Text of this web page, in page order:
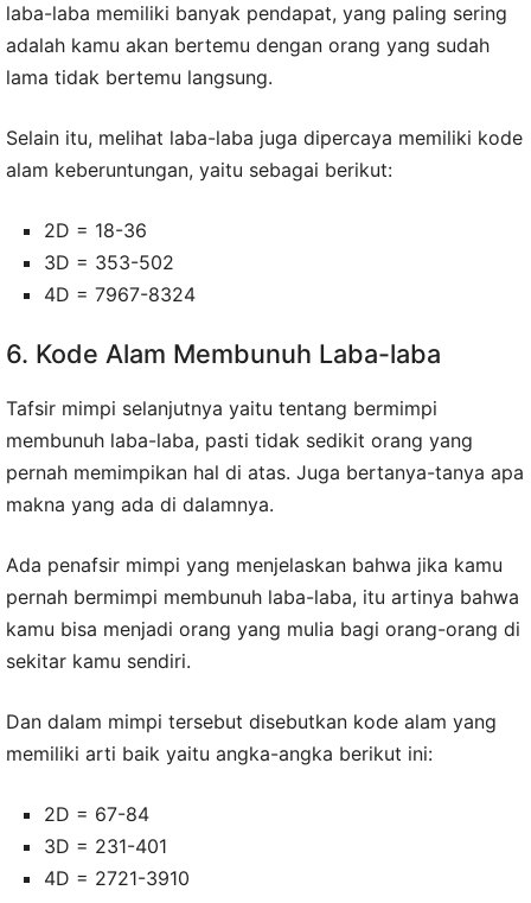
laba-laba memiliki banyak pendapat, yang paling sering
adalah kamu akan bertemu dengan orang yang sudah
lama tidak bertemu langsung.
Selain itu, melihat laba-laba juga dipercaya memiliki kode
alam keberuntungan, yaitu sebagai berikut:
2D = 18-36
3D = 353-502
4D = 7967-8324
6. Kode Alam Membunuh Laba-laba
Tafsir mimpi selanjutnya yaitu tentang bermimpi
membunuh laba-laba, pasti tidak sedikit orang yang
pernah memimpikan hal di atas. Juga bertanya-tanya apa
makna yang ada di dalamnya.
Ada penafsir mimpi yang menjelaskan bahwa jika kamu
pernah bermimpi membunuh laba-laba, itu artinya bahwa
kamu bisa menjadi orang yang mulia bagi orang-orang di
sekitar kamu sendiri.
Dan dalam mimpi tersebut disebutkan kode alam yang
memiliki arti baik yaitu angka-angka berikut ini:
2D = 67-84
3D = 231-401
4D = 2721-3910